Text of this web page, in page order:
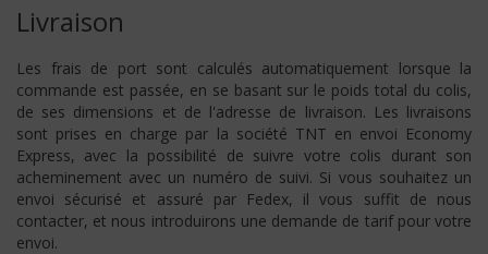
Livraison
Les frais de port sont calculés automatiquement lorsque la
commande est passée, en se basant sur le poids total du colis,
de ses dimensions et de l'adresse de livraison. Les livraisons
sont prises en charge par la société TNT en envoi Economy
Express, avec la possibilité de suivre votre colis durant son
acheminement avec un numéro de suivi. Si vous souhaitez un
envoi sécurisé et assuré par Fedex, il vous suffit de nous
contacter, et nous introduirons une demande de tarif pour votre
envoi.